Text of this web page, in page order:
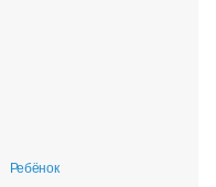
Ребёнок